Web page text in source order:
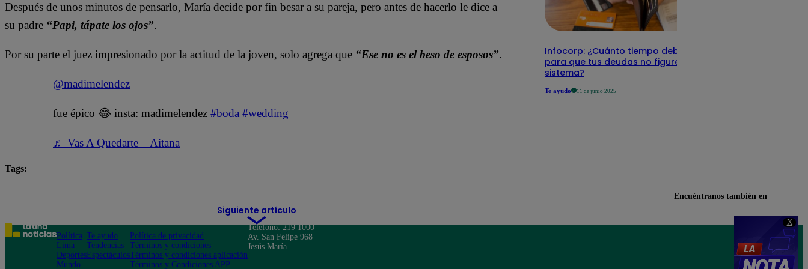
X
Después de unos minutos de pensarlo, María decide por fin besar a su pareja, pero antes de hacerlo le dice a
su padre “Papi, tápate los ojos”.
Por su parte el juez impresionado por la actitud de la joven, solo agrega que “Ese no es el beso de esposos”.
@madimelendez
fue épico 😂 insta: madimelendez #boda #wedding
♬ Vas A Quedarte – Aitana
Tags:
Siguiente artículo
Infocorp: ¿Cuánto tiempo debe pasar
para que tus deudas no figuren en su
sistema?
Te ayudo 11 de junio 2025
Encuéntranos también en
Política
Lima
Deportes
Mundo
Te ayudo
Tendencias
Espectáculos
Política de privacidad
Términos y condiciones
Términos y condiciones aplicación
Términos y Condiciones APP
Teléfono: 219 1000
Av. San Felipe 968
Jesús María